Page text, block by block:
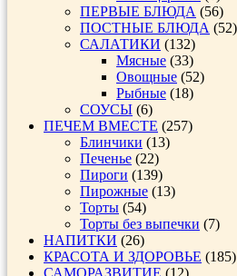
ПЕРВЫЕ БЛЮДА (56)
ПОСТНЫЕ БЛЮДА (52)
САЛАТИКИ (132)
Мясные (33)
Овощные (52)
Рыбные (18)
СОУСЫ (6)
ПЕЧЕМ ВМЕСТЕ (257)
Блинчики (13)
Печенье (22)
Пироги (139)
Пирожные (13)
Торты (54)
Торты без выпечки (7)
НАПИТКИ (26)
КРАСОТА И ЗДОРОВЬЕ (185)
САМОРАЗВИТИЕ (12)